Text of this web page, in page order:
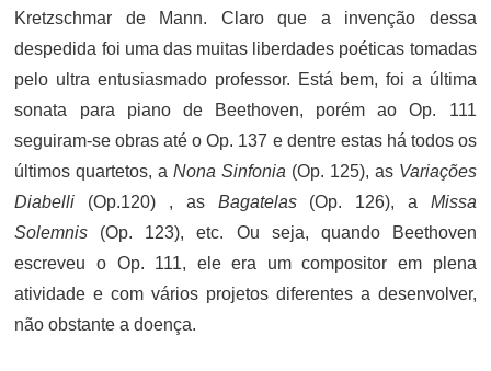
Kretzschmar de Mann. Claro que a invenção dessa
despedida foi uma das muitas liberdades poéticas tomadas
pelo ultra entusiasmado professor. Está bem, foi a última
sonata para piano de Beethoven, porém ao Op. 111
seguiram-se obras até o Op. 137 e dentre estas há todos os
últimos quartetos, aNona Sinfonia (Op. 125), as Variações
Diabelli (Op.120) , as Bagatelas(Op. 126), a Missa
Solemnis (Op. 123), etc. Ou seja, quando Beethoven
escreveu o Op. 111, ele era um compositor em plena
atividade e com vários projetos diferentes a desenvolver,
não obstante a doença.